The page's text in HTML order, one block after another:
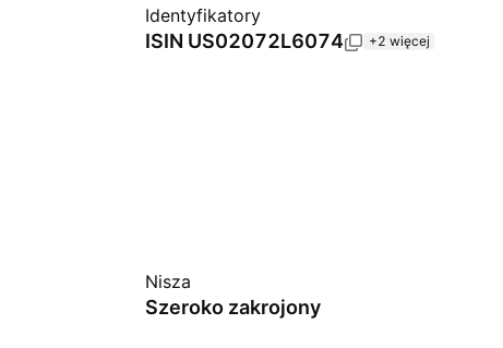
Identyfikatory
ISIN US02072L6074 +2 więcej
Nisza
Szeroko zakrojony